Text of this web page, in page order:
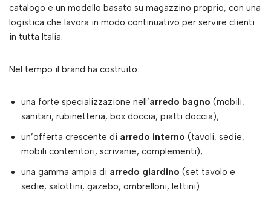
catalogo e un modello basato su magazzino proprio, con una
logistica che lavora in modo continuativo per servire clienti
in tutta Italia.
Nel tempo il brand ha costruito:
una forte specializzazione nell’arredo bagno (mobili,
sanitari, rubinetteria, box doccia, piatti doccia);
un’offerta crescente di arredo interno (tavoli, sedie,
mobili contenitori, scrivanie, complementi);
una gamma ampia di arredo giardino (set tavolo e
sedie, salottini, gazebo, ombrelloni, lettini).